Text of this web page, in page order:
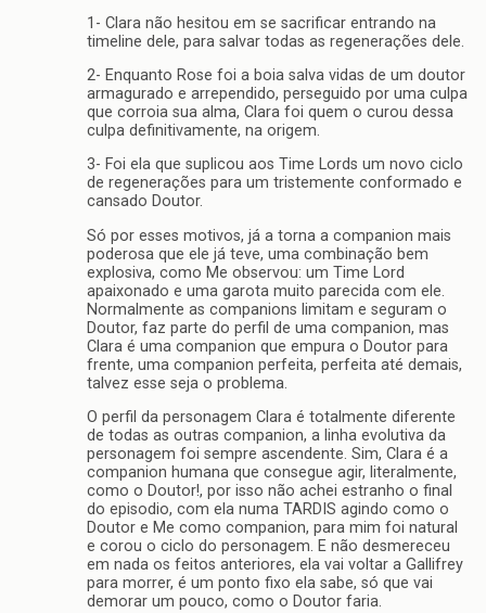
1- Clara não hesitou em se sacrificar entrando na
timeline dele, para salvar todas as regenerações dele.
2- Enquanto Rose foi a boia salva vidas de um doutor
armagurado e arrependido, perseguido por uma culpa
que corroia sua alma, Clara foi quem o curou dessa
culpa definitivamente, na origem.
3- Foi ela que suplicou aos Time Lords um novo ciclo
de regenerações para um tristemente conformado e
cansado Doutor.
Só por esses motivos, já a torna a companion mais
poderosa que ele já teve, uma combinação bem
explosiva, como Me observou: um Time Lord
apaixonado e uma garota muito parecida com ele.
Normalmente as companions limitam e seguram o
Doutor, faz parte do perfil de uma companion, mas
Clara é uma companion que empura o Doutor para
frente, uma companion perfeita, perfeita até demais,
talvez esse seja o problema.
O perfil da personagem Clara é totalmente diferente
de todas as outras companion, a linha evolutiva da
personagem foi sempre ascendente. Sim, Clara é a
companion humana que consegue agir, literalmente,
como o Doutor!, por isso não achei estranho o final
do episodio, com ela numa TARDIS agindo como o
Doutor e Me como companion, para mim foi natural
e corou o ciclo do personagem. E não desmereceu
em nada os feitos anteriores, ela vai voltar a Gallifrey
para morrer, é um ponto fixo ela sabe, só que vai
demorar um pouco, como o Doutor faria.